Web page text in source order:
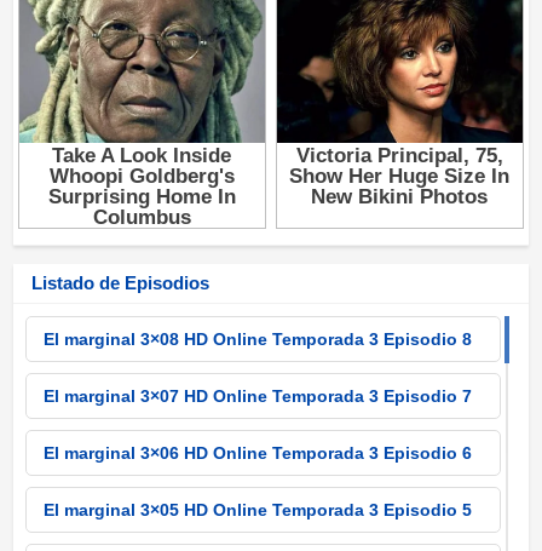
Listado de Episodios
El marginal 3×08 HD Online Temporada 3 Episodio 8
El marginal 3×07 HD Online Temporada 3 Episodio 7
El marginal 3×06 HD Online Temporada 3 Episodio 6
El marginal 3×05 HD Online Temporada 3 Episodio 5